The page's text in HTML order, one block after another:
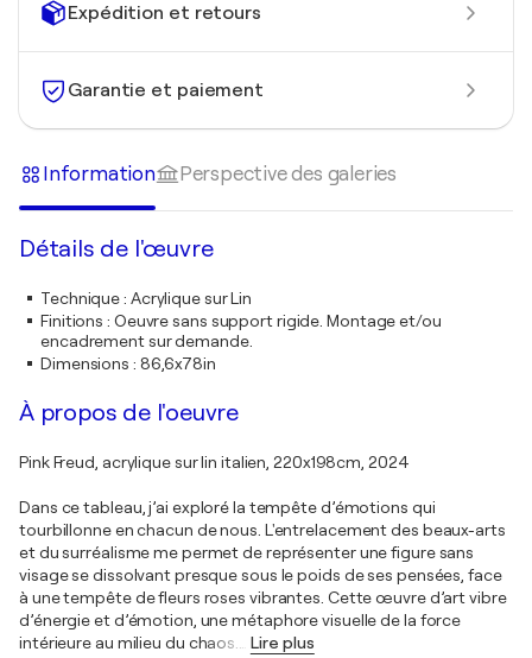
Expédition et retours
Garantie et paiement
Information Perspective des galeries
Détails de l'œuvre
Technique: Acrylique sur Lin
Finitions : Oeuvre sans support rigide. Montage et/ou
encadrement sur demande.
Dimensions : 86,6x78in
À propos de l'oeuvre
Pink Freud, acrylique sur lin italien, 220x198cm, 2024
Dans ce tableau, j’ai exploré la tempête d’émotions qui
tourbillonne en chacun de nous. L'entrelacement des beaux-arts
et du surréalisme me permet de représenter une figure sans
visage se dissolvant presque sous le poids de ses pensées, face
à une tempête de fleurs roses vibrantes. Cette œuvre d’art vibre
d’énergie et d’émotion, une métaphore visuelle de la force
intérieure au milieu du chaos.
Lire plus